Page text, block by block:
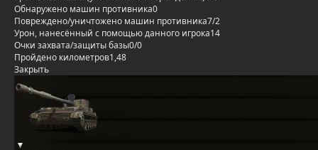
Обнаружено машин противника0
Повреждено/уничтожено машин противника7/2
Урон, нанесённый с помощью данного игрока14
Очки захвата/защиты базы0/0
Пройдено километров1,48
Закрыть